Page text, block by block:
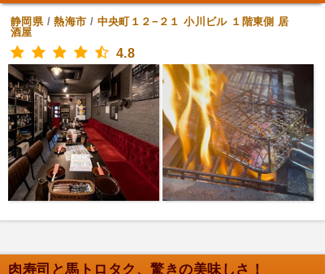
静岡県/熱海市 / 中央町１２−２１ 小川ビル １階東側 居
酒屋
4.8
肉寿司と馬トロタク、驚きの美味しさ！